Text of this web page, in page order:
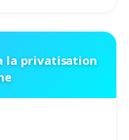
a la privatisation